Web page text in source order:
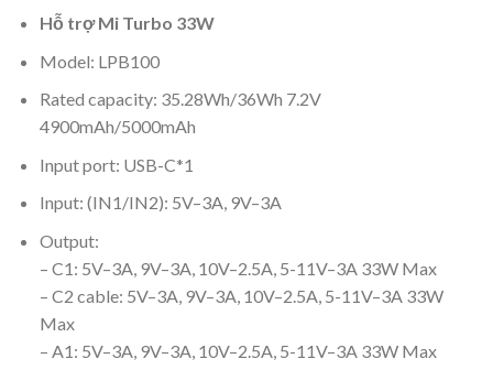
Hỗ trợ Mi Turbo 33W
Model: LPB100
Rated capacity: 35.28Wh/36Wh 7.2V
4900mAh/5000mAh
Input port: USB-C*1
Input: (IN1/IN2): 5V–3A, 9V–3A
Output:
– C1: 5V–3A, 9V–3A, 10V–2.5A, 5-11V–3A 33W Max
– C2 cable: 5V–3A, 9V–3A, 10V–2.5A, 5-11V–3A 33W
Max
– A1: 5V–3A, 9V–3A, 10V–2.5A, 5-11V–3A 33W Max